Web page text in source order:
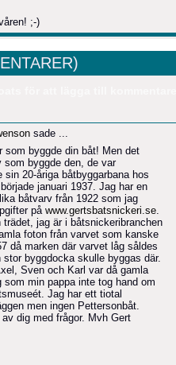
;-)
sade ...
som byggde din båt! Men det
byggde den, de var
20-åriga båtbyggarbana hos
januari 1937. Jag har en
båtvarv från 1922 som jag
på www.gertsbatsnickeri.se
jag är i båtsnickeribranchen
foton från varvet som kanske
då marken där varvet låg såldes
byggdocka skulle byggas där.
Sven och Karl var då gamla
min pappa inte tog hand om
Jag har ett tiotal
men ingen Pettersonbåt.
dig med frågor. Mvh Gert